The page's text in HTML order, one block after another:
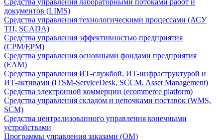
Средства управления лабораторными потоками работ и
документов (LIMS)
Средства управления технологическими процессами (АСУ
ТП, SCADA)
Средства управления эффективностью предприятия
(CPM/EPM)
Средства управления основными фондами предприятия
(EAM)
Средства управления ИТ-службой, ИТ-инфраструктурой и
ИТ-активами (ITSM-ServiceDesk, SCCM, Asset Management)
Средства электронной коммерции (ecommerce platform)
Средства управления складом и цепочками поставок (WMS,
SCM)
Средства централизованного управления конечными
устройствами
Программы управления заказами (OM)